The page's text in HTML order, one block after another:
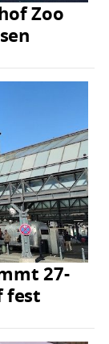
Zoo
27-
fest